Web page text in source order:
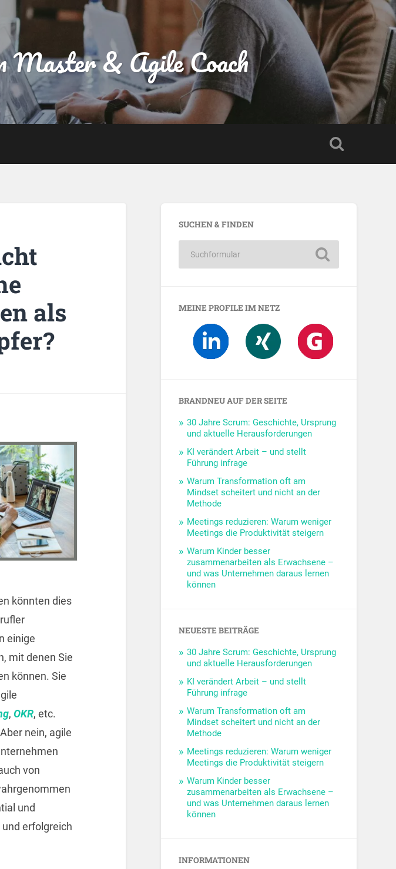
Master & Agile Coach
als
könnten dies
einige
mit denen Sie
können. Sie
, OKR, etc.
nein, agile
von
und
erfolgreich
SUCHEN & FINDEN
MEINE PROFILE IM NETZ
BRANDNEU AUF DER SEITE
30 Jahre Scrum: Geschichte, Ursprung
und aktuelle Herausforderungen
KI verändert Arbeit – und stellt
Führung infrage
Warum Transformation oft am
Mindset scheitert und nicht an der
Methode
Meetings reduzieren: Warum weniger
Meetings die Produktivität steigern
Warum Kinder besser
zusammenarbeiten als Erwachsene –
und was Unternehmen daraus lernen
können
NEUESTE BEITRÄGE
30 Jahre Scrum: Geschichte, Ursprung
und aktuelle Herausforderungen
KI verändert Arbeit – und stellt
Führung infrage
Warum Transformation oft am
Mindset scheitert und nicht an der
Methode
Meetings reduzieren: Warum weniger
Meetings die Produktivität steigern
Warum Kinder besser
zusammenarbeiten als Erwachsene –
und was Unternehmen daraus lernen
können
INFORMATIONEN